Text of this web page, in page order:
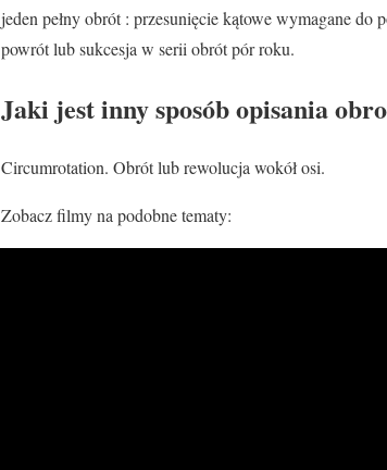
jeden pełny obrót : przesunięcie kątowe wymagane
powrót lub sukcesja w serii obrót pór roku.
Jaki jest inny sposób opisania
Circumrotation. Obrót lub rewolucja wokół osi.
Zobacz filmy na podobne tematy: